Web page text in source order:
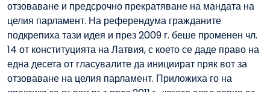
отзоваване и предсрочно прекратяване на мандата на
целия парламент. На референдума гражданите
подкрепиха тази идея и през 2009 г. беше променен чл.
14 от конституцията на Латвия, с което се даде право на
една десета от гласувалите да инициират пряк вот за
отзоваване на целия парламент. Приложиха го на